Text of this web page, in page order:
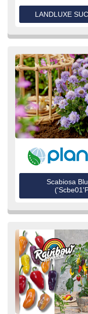
LANDLUXE
Scabiosa